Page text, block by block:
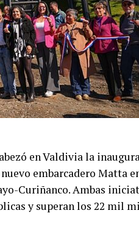
en Valdivia la
embarcadero Matta
Curiñanco. Ambas
y superan los 22 mil